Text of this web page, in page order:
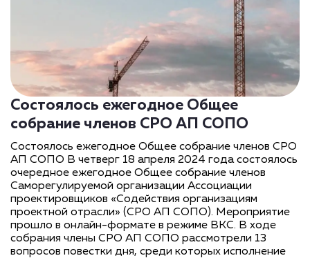
Состоялось ежегодное Общее
собрание членов СРО АП СОПО
Состоялось ежегодное Общее собрание членов СРО
АП СОПО В четверг 18 апреля 2024 года состоялось
очередное ежегодное Общее собрание членов
Саморегулируемой организации Ассоциации
проектировщиков «Содействия организациям
проектной отрасли» (СРО АП СОПО). Мероприятие
прошло в онлайн-формате в режиме ВКС. В ходе
собрания члены СРО АП СОПО рассмотрели 13
вопросов повестки дня, среди которых исполнение